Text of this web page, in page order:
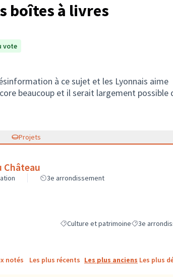
boîtes à livres
vote
à ce sujet et les Lyonnais aime
beaucoup et il serait largement possible
Projets
Château
3e arrondissement
Filtrer les résultats de la catégorie :
Culture et patrimoineFiltrer les
3e
notés Les plus récents Les plus anciens Les plus